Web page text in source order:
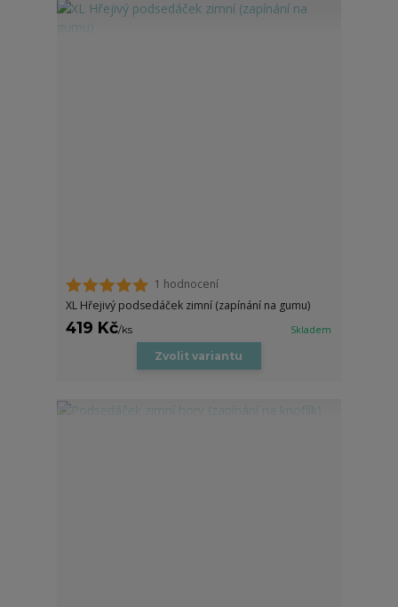
1 hodnocení
XL Hřejivý podsedáček zimní (zapínání na gumu)
419 Kč/ks Skladem
Zvolit variantu